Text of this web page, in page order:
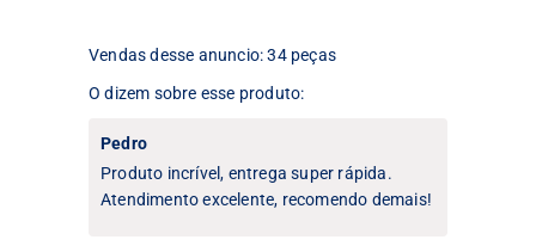
produto
Vendas desse anuncio: 34 peças
O dizem sobre esse produto:
Pedro
Produto incrível, entrega super rápida.
Atendimento excelente, recomendo demais!